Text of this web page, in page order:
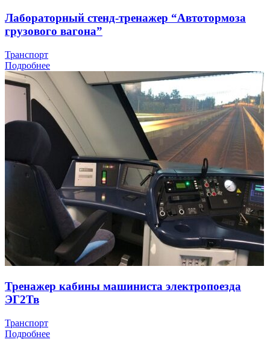
Лабораторный стенд-тренажер “Автотормоза
грузового вагона”
Транспорт
Подробнее
Тренажер кабины машиниста электропоезда
ЭГ2Тв
Транспорт
Подробнее